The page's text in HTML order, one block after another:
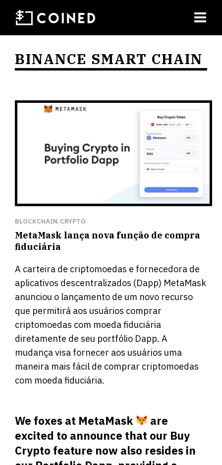
BINANCE SMART CHAIN
BLOCKCHAIN, CRYPTO
MetaMask lança nova função de compra
fiduciária
A carteira de criptomoedas e fornecedora de
aplicativos descentralizados (Dapp) MetaMask
anunciou o lançamento de um novo recurso
que permitirá aos usuários comprar
criptomoedas com moeda fiduciária
diretamente de seu portfólio Dapp. A
mudança visa fornecer aos usuários uma
maneira mais fácil de comprar criptomoedas
com moeda fiduciária.
We foxes at MetaMask
are
excited to announce that our Buy
Crypto feature now also resides in